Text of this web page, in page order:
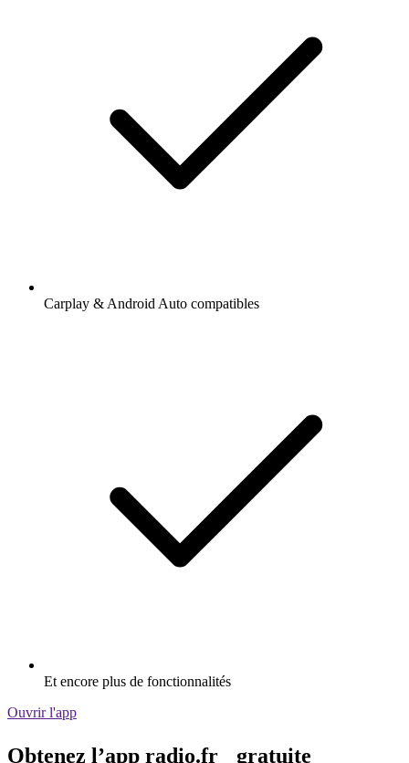
Carplay & Android Auto compatibles
Et encore plus de fonctionnalités
Ouvrir l'app
Obtenez l’app radio.fr gratuite